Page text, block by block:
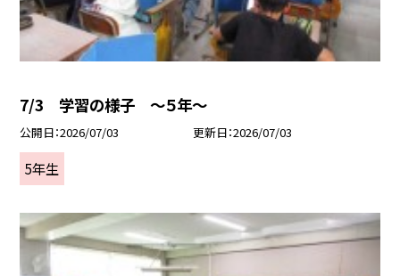
7/3 学習の様子 ～５年～
公開日 2026/07/03 更新日 2026/07/03
5年生